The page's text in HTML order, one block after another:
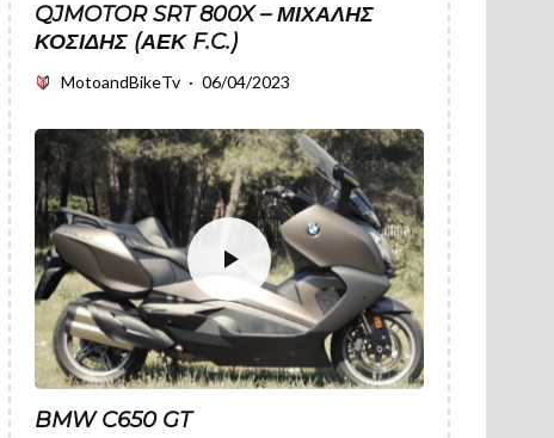
QJMOTOR SRT 800X – ΜΙΧΆΛΗΣ
ΚΟΣΊΔΗΣ (ΑΕΚ F.C.)
MotoandBikeTv · 06/04/2023
BMW C650 GT